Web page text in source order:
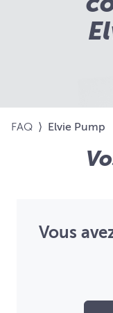
FAQ ⟩ Elvie Pump
Vous